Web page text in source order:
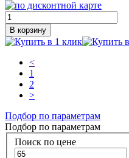
В корзину
<
1
2
>
Подбор по параметрам
Подбор по параметрам
Поиск по цене